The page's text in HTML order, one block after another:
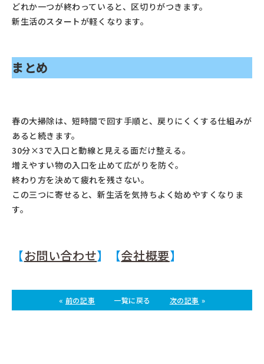
どれか一つが終わっていると、区切りがつきます。
新生活のスタートが軽くなります。
まとめ
春の大掃除は、短時間で回す手順と、戻りにくくする仕組みが
あると続きます。
30分×3で入口と動線と見える面だけ整える。
増えやすい物の入口を止めて広がりを防ぐ。
終わり方を決めて疲れを残さない。
この三つに寄せると、新生活を気持ちよく始めやすくなりま
す。
【お問い合わせ】【会社概要】
« 前の記事 一覧に戻る 次の記事 »